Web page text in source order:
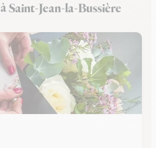
Saint-Jean-la-Bussière